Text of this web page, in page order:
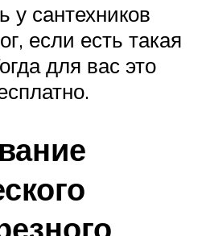
у сантехников
если есть такая
для вас это